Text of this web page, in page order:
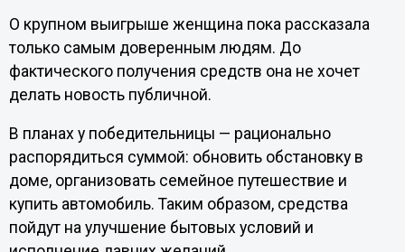
О крупном выигрыше женщина пока рассказала
только самым доверенным людям. До
фактического получения средств она не хочет
делать новость публичной.
В планах у победительницы — рационально
распорядиться суммой: обновить обстановку в
доме, организовать семейное путешествие и
купить автомобиль. Таким образом, средства
пойдут на улучшение бытовых условий и